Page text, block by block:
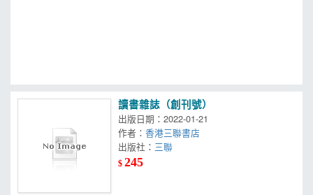
讀書雜誌（創刊號）
出版日期：2022-01-21
作者：香港三聯書店
出版社：
$245